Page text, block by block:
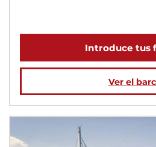
Introduce tus
Ver el